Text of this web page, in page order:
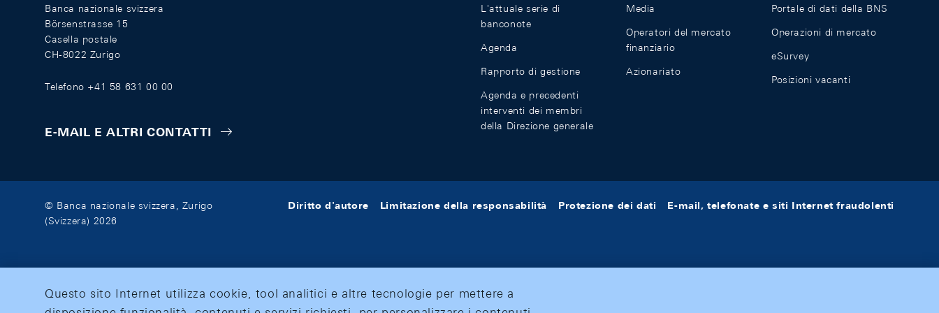
Banca nazionale svizzera
Börsenstrasse 15
Casella postale
CH-8022 Zurigo
Telefono +41 58 631 00 00
E-MAIL E ALTRI CONTATTI
L'attuale serie di
banconote
Agenda
Rapporto di gestione
Agenda e precedenti
interventi dei membri
della Direzione generale
Media
Operatori del mercato
finanziario
Azionariato
Portale di dati della BNS
Operazioni di mercato
eSurvey
Posizioni vacanti
© Banca nazionale svizzera, Zurigo
(Svizzera) 2026
Diritto d'autore Limitazione della responsabilità Protezione dei dati E-mail, telefonate e siti Internet fraudolenti
Questo sito Internet utilizza cookie, tool analitici e altre tecnologie per mettere a